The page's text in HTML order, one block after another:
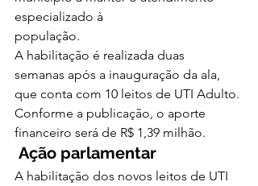
especializado à
população.
A habilitação é realizada duas
semanas após a inauguração da ala,
que conta com 10 leitos de UTI Adulto.
Conforme a publicação, o aporte
financeiro será de R$ 1,39 milhão.
Ação parlamentar
A habilitação dos novos leitos de UTI